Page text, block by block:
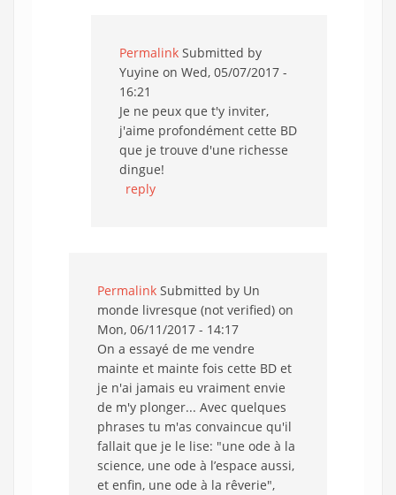
Permalink Submitted by
Yuyine on Wed, 05/07/2017 -
16:21
Je ne peux que t'y inviter,
j'aime profondément cette BD
que je trouve d'une richesse
dingue!
reply
Permalink Submitted by Un
monde livresque (not verified) on
Mon, 06/11/2017 - 14:17
On a essayé de me vendre
mainte et mainte fois cette BD et
je n'ai jamais eu vraiment envie
de m'y plonger... Avec quelques
phrases tu m'as convaincue qu'il
fallait que je le lise: "une ode à la
science, une ode à l’espace aussi,
et enfin, une ode à la rêverie",